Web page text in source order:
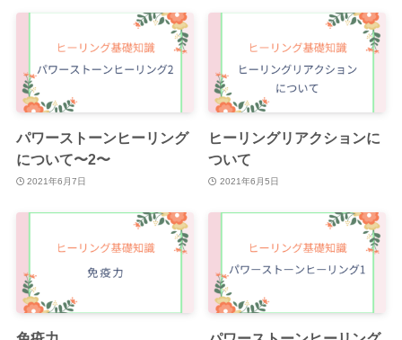
パワーストーンヒーリング
について〜2〜
2021年6月7日
ヒーリングリアクションに
ついて
2021年6月5日